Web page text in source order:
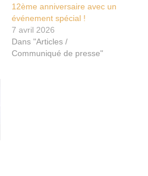
12ème anniversaire avec un
événement spécial !
7 avril 2026
Dans "Articles /
Communiqué de presse"